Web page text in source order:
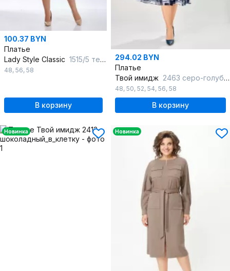
100.37 BYN
Платье
Lady Style Classic 1515/5 темно-синий_с_ розовым
48, 56, 58
В корзину
294.02 BYN
Платье
Твой имидж 2463 серо-голубой_с_принтом
48, 50, 52, 54, 56, 58
В корзину
Новинка Новинка